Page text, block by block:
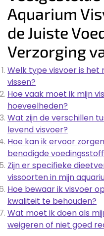
Aquarium
de Juiste
Verzorging
Welk type visvoer is
vissen?
Hoe vaak moet ik mijn
hoeveelheden?
Wat zijn de verschillen
levend visvoer?
Hoe kan ik ervoor
benodigde
Zijn er specifieke
vissoorten in mijn
Hoe bewaar ik visvoer
kwaliteit te behouden?
Wat moet ik doen als
weigeren of niet goed